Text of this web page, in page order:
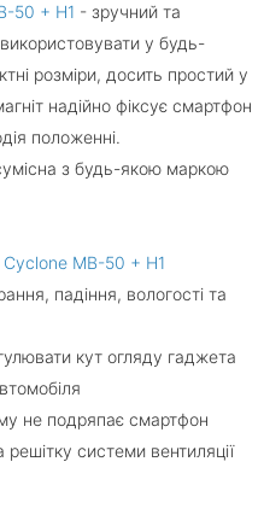
50 + H1 - зручний та
у будь-
розміри, досить простий у
надійно фіксує смартфон
положенні.
з будь-якою маркою
Cyclone MB-50 + H1
падіння, вологості та
кут огляду гаджета
не подряпає смартфон
системи вентиляції